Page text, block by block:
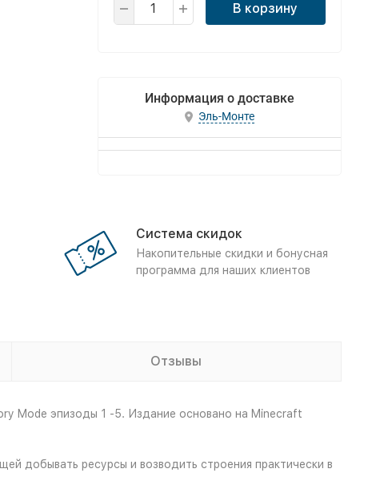
В корзину
Информация о доставке
Эль-Монте
Система скидок
Накопительные скидки и бонусная
программа для наших клиентов
Отзывы
Mode эпизоды 1 -5. Издание основано на Minecraft
добывать ресурсы и возводить строения практически в